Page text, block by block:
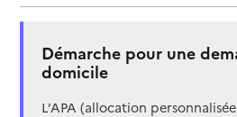
Démarche pour une
domicile
L’APA (allocation